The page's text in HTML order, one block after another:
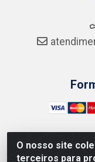
O nosso site
terceiros para
NUTRY MAX